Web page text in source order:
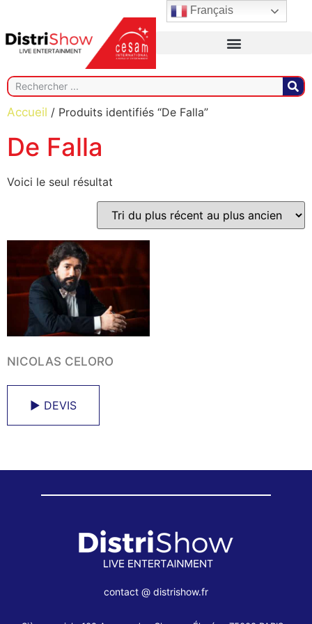
Accueil / Produits identifiés “De Falla”
De Falla
Voici le seul résultat
NICOLAS CELORO
► DEVIS
contact @ distrishow.fr
Français